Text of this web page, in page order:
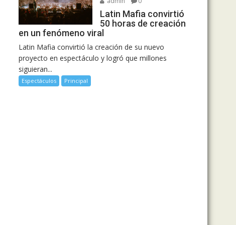
Latin Mafia convirtió
50 horas de creación
en un fenómeno viral
Latin Mafia convirtió la creación de su nuevo
proyecto en espectáculo y logró que millones
siguieran...
Espectáculos Principal